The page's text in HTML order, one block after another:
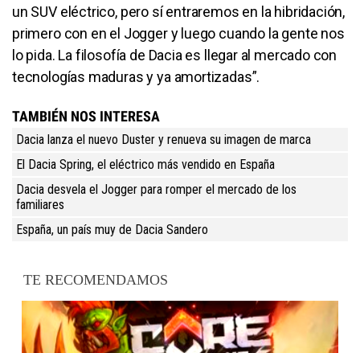
un SUV eléctrico, pero sí entraremos en la hibridación,
primero con en el Jogger y luego cuando la gente nos
lo pida. La filosofía de Dacia es llegar al mercado con
tecnologías maduras y ya amortizadas”.
TAMBIÉN NOS INTERESA
Dacia lanza el nuevo Duster y renueva su imagen de marca
El Dacia Spring, el eléctrico más vendido en España
Dacia desvela el Jogger para romper el mercado de los
familiares
España, un país muy de Dacia Sandero
TE RECOMENDAMOS